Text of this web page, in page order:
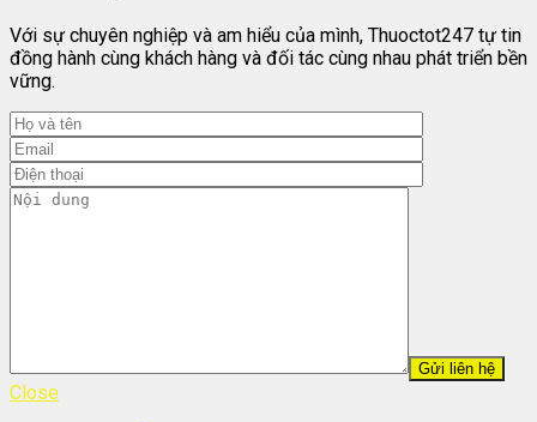
Với sự chuyên nghiệp và am hiểu của mình, Thuoctot247 tự tin
đồng hành cùng khách hàng và đối tác cùng nhau phát triển bền
vững.
Close